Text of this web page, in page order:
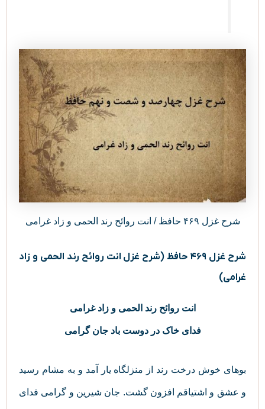
شرح غزل ۴۶۹ حافظ / انت روائح رند الحمی و زاد غرامی
شرح غزل ۴۶۹ حافظ (شرح غزل انت روائح رند الحمی و زاد
غرامی)
انت روائح رند الحمی و زاد غرامی
فدای خاک در دوست باد جان گرامی
بوهای خوش درخت رند از منزلگاه یار آمد و به مشام رسید
و عشق و اشتیاقم افزون گشت. جان شیرین و گرامی فدای